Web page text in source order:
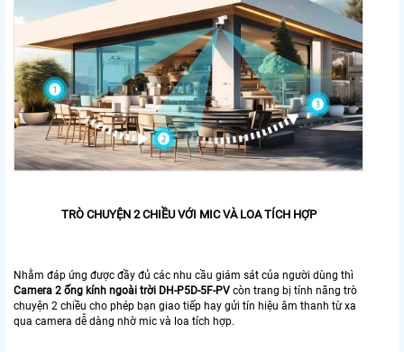
TRÒ CHUYỆN 2 CHIỀU VỚI MIC VÀ LOA TÍCH HỢP
Nhằm đáp ứng được đầy đủ các nhu cầu giám sát của người dùng thì
Camera 2 ống kính ngoài trời DH-P5D-5F-PV còn trang bị tính năng trò
chuyện 2 chiều cho phép bạn giao tiếp hay gửi tín hiệu âm thanh từ xa
qua camera dễ dàng nhờ mic và loa tích hợp.